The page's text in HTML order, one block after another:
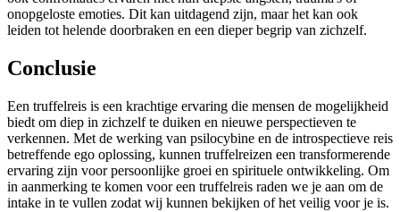
onopgeloste emoties. Dit kan uitdagend zijn, maar het kan ook
leiden tot helende doorbraken en een dieper begrip van zichzelf.
Conclusie
Een truffelreis is een krachtige ervaring die mensen de mogelijkheid
biedt om diep in zichzelf te duiken en nieuwe perspectieven te
verkennen. Met de werking van psilocybine en de introspectieve reis
betreffende ego oplossing, kunnen truffelreizen een transformerende
ervaring zijn voor persoonlijke groei en spirituele ontwikkeling. Om
in aanmerking te komen voor een truffelreis raden we je aan om de
intake in te vullen zodat wij kunnen bekijken of het veilig voor je is.